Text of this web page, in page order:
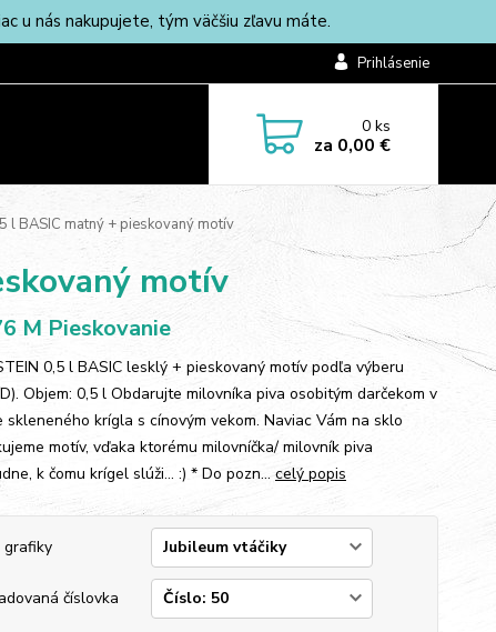
u nás nakupujete, tým väčšiu zľavu máte.
Prihlásenie
0ks
za 0,00 €
l BASIC matný + pieskovaný motív
motív
M Pieskovanie
0,5 l BASIC lesklý + pieskovaný motív podľa výberu
Objem: 0,5 l Obdarujte milovníka piva osobitým darčekom v
skleneného krígla s cínovým vekom. Naviac Vám na sklo
motív, vďaka ktorému milovníčka/ milovník piva
k čomu krígel slúži... :) * Do pozn... celý popis
grafiky
číslovka